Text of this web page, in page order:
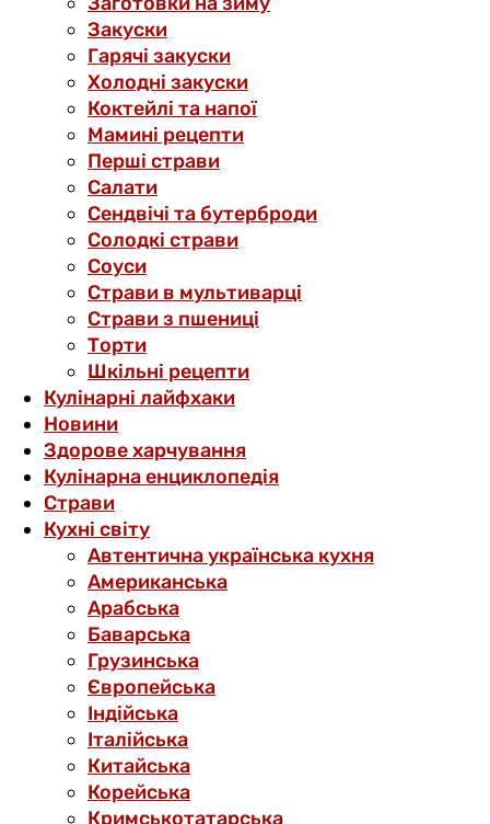
Закуски
Гарячі закуски
Холодні закуски
Коктейлі та напої
Мамині рецепти
Перші страви
Салати
Сендвічі та бутерброди
Солодкі страви
Соуси
Страви в мультиварці
Страви з пшениці
Торти
Шкільні рецепти
Кулінарні лайфхаки
Новини
Здорове харчування
Кулінарна енциклопедія
Страви
Кухні світу
Автентична українська кухня
Американська
Арабська
Баварська
Грузинська
Європейська
Індійська
Італійська
Китайська
Корейська
Кримськотатарська